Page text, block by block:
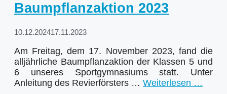
Baumpflanzaktion 2023
10.12.202417.11.2023
Am Freitag, dem 17. November 2023, fand die
alljährliche Baumpflanzaktion der Klassen 5 und
6 unseres Sportgymnasiums statt. Unter
Anleitung des Revierförsters … Weiterlesen …